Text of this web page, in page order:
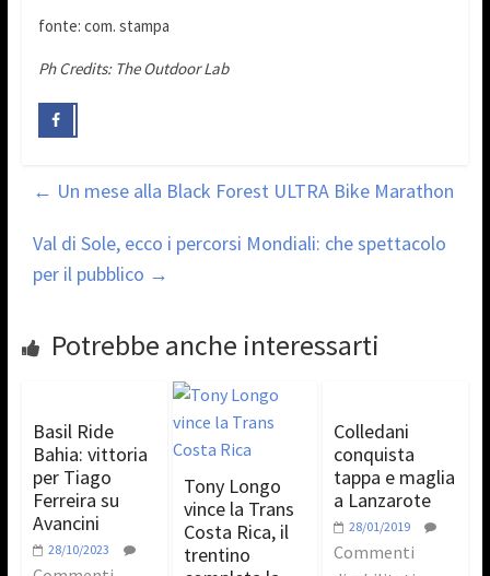
fonte: com. stampa
Ph Credits: The Outdoor Lab
← Un mese alla Black Forest ULTRA Bike Marathon
Val di Sole, ecco i percorsi Mondiali: che spettacolo
per il pubblico →
Potrebbe anche interessarti
Basil Ride
Bahia: vittoria
per Tiago
Ferreira su
Avancini
28/10/2023
Tony Longo
vince la Trans
Costa Rica, il
trentino
Colledani
conquista
tappa e maglia
a Lanzarote
28/01/2019
Commenti